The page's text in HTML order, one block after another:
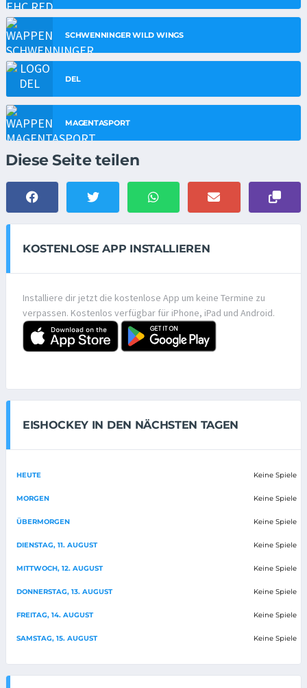
SCHWENNINGER WILD WINGS
DEL
MAGENTASPORT
Diese Seite teilen
KOSTENLOSE APP INSTALLIEREN
Installiere dir jetzt die kostenlose App um keine Termine zu
verpassen. Kostenlos verfügbar für iPhone, iPad und Android.
EISHOCKEY IN DEN NÄCHSTEN TAGEN
HEUTE Keine Spiele
MORGEN Keine Spiele
ÜBERMORGEN Keine Spiele
DIENSTAG, 11. AUGUST Keine Spiele
MITTWOCH, 12. AUGUST Keine Spiele
DONNERSTAG, 13. AUGUST Keine Spiele
FREITAG, 14. AUGUST Keine Spiele
SAMSTAG, 15. AUGUST Keine Spiele